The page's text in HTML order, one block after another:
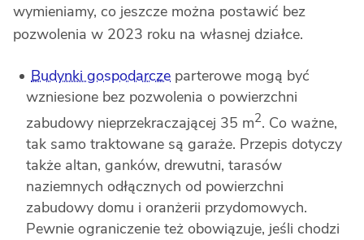
wymieniamy, co jeszcze można postawić bez
pozwolenia w 2023 roku na własnej działce.
Budynki gospodarcze parterowe mogą być
wzniesione bez pozwolenia o powierzchni
zabudowy nieprzekraczającej 35 m2. Co ważne,
tak samo traktowane są garaże. Przepis dotyczy
także altan, ganków, drewutni, tarasów
naziemnych odłącznych od powierzchni
zabudowy domu i oranżerii przydomowych.
Pewnie ograniczenie też obowiązuje, jeśli chodzi